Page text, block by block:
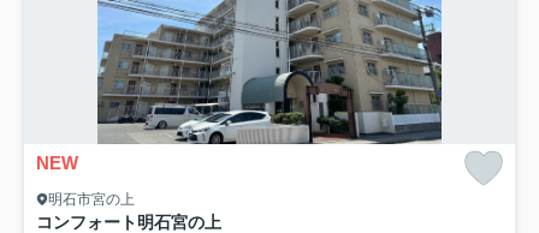
NEW
明石市宮の上
コンフォート明石宮の上